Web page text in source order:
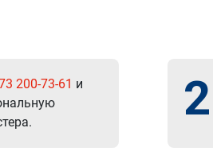
200-73-61 и
2